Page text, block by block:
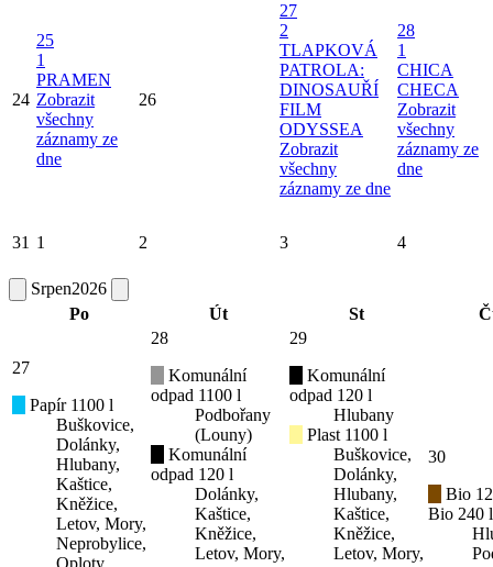
24
25
1
PRAMEN
Zobrazit
všechny
záznamy ze
dne
26
27
2
TLAPKOVÁ
PATROLA:
DINOSAUŘÍ
FILM
ODYSSEA
Zobrazit
všechny
záznamy ze dne
28
1
CHICA
CHECA
Zobrazit
všechny
záznamy ze
dne
31 1 2 3 4
Srpen2026
Po
Út St
27
Papír 1100 l
Buškovice,
Dolánky,
Hlubany,
Kaštice,
Kněžice,
Letov, Mory,
Neprobylice,
28
Komunální
odpad 1100 l
Podbořany
(Louny)
Komunální
odpad 120 l
Dolánky,
Kaštice,
Kněžice,
Letov, Mory,
29
Komunální
odpad 120 l
Hlubany
Plast 1100 l
Buškovice,
Dolánky,
Hlubany,
Kaštice,
Kněžice,
Letov, Mory,
30
Bio
Bio 240 l